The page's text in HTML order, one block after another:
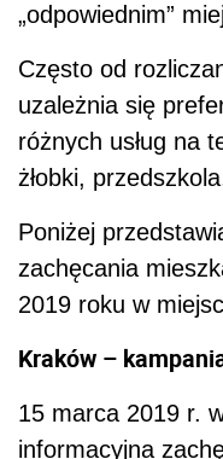
„odpowiednim”
Często od
uzależnia się
różnych usług na
żłobki,
Poniżej
zachęcania
2019 roku w
Kraków –
15 marca 2019 r.
informacyjna